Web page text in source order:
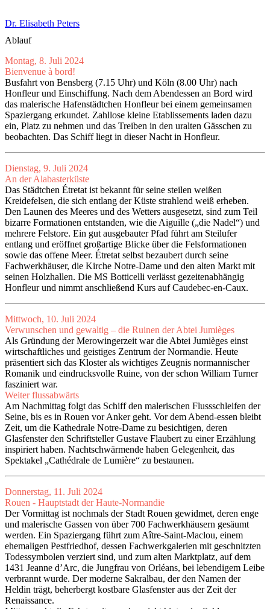
Dr. Elisabeth Peters
Ablauf
Montag, 8. Juli 2024
Bienvenue à bord!
Busfahrt von Bensberg (7.15 Uhr) und Köln (8.00 Uhr) nach
Honfleur und Einschiffung. Nach dem Abendessen an Bord wird
das malerische Hafenstädtchen Honfleur bei einem gemeinsamen
Spaziergang erkundet. Zahllose kleine Etablissements laden dazu
ein, Platz zu nehmen und das Treiben in den uralten Gässchen zu
beobachten. Das Schiff liegt in dieser Nacht in Honfleur.
Dienstag, 9. Juli 2024
An der Alabasterküste
Das Städtchen Étretat ist bekannt für seine steilen weißen
Kreidefelsen, die sich entlang der Küste strahlend weiß erheben.
Den Launen des Meeres und des Wetters ausgesetzt, sind zum Teil
bizarre Formationen entstanden, wie die Aiguille („die Nadel“) und
mehrere Felstore. Ein gut ausgebauter Pfad führt am Steilufer
entlang und eröffnet großartige Blicke über die Felsformationen
sowie das offene Meer. Étretat selbst bezaubert durch seine
Fachwerkhäuser, die Kirche Notre-Dame und den alten Markt mit
seinen Holzhallen. Die MS Botticelli verlässt gezeitenabhängig
Honfleur und nimmt anschließend Kurs auf Caudebec-en-Caux.
Mittwoch, 10. Juli 2024
Verwunschen und gewaltig – die Ruinen der Abtei Jumièges
Als Gründung der Merowingerzeit war die Abtei Jumièges einst
wirtschaftliches und geistiges Zentrum der Normandie. Heute
präsentiert sich das Kloster als wichtiges Zeugnis normannischer
Romanik und eindrucksvolle Ruine, von der schon William Turner
fasziniert war.
Weiter flussabwärts
Am Nachmittag folgt das Schiff den malerischen Flussschleifen der
Seine, bis es in Rouen vor Anker geht. Vor dem Abend-essen bleibt
Zeit, um die Kathedrale Notre-Dame zu besichtigen, deren
Glasfenster den Schriftsteller Gustave Flaubert zu einer Erzählung
inspiriert haben. Nachtschwärmende haben Gelegenheit, das
Spektakel „Cathédrale de Lumière“ zu bestaunen.
Donnerstag, 11. Juli 2024
Rouen - Hauptstadt der Haute-Normandie
Der Vormittag ist nochmals der Stadt Rouen gewidmet, deren enge
und malerische Gassen von über 700 Fachwerkhäusern gesäumt
werden. Ein Spaziergang führt zum Aître-Saint-Maclou, einem
ehemaligen Pestfriedhof, dessen Fachwerkgalerien mit geschnitzten
Todessymbolen verziert sind, und zum alten Marktplatz, auf dem
1431 Jeanne d’Arc, die Jungfrau von Orléans, bei lebendigem Leibe
verbrannt wurde. Der moderne Sakralbau, der den Namen der
Heldin trägt, beherbergt kostbare Glasfenster aus der Zeit der
Renaissance.